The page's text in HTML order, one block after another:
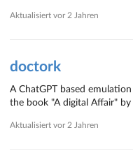
Aktualisiert vor 2 Jahren
doctork
A ChatGPT based
the book "A digital Affair" by
Aktualisiert vor 2 Jahren